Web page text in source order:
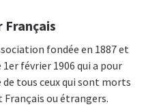
Français
fondée en 1887 et
février 1906 qui a pour
tous ceux qui sont morts
Français ou étrangers.